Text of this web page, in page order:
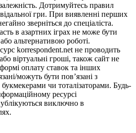
Дотримуйтесь правил
гри. При виявленні перших
зверніться до спеціаліста.
в азартних іграх не може бути
альтернативою роботі.
korrespondent.net не проводить
віртуальні гроші, також сайт не
оплату ставок та інших
можуть бути пов’язані з
чи тоталізаторами. Будь-
ресурсі
виключно в